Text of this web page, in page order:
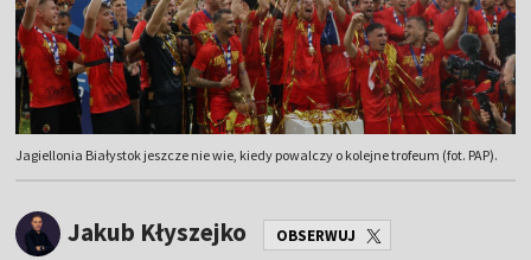
Jagiellonia Białystok jeszcze nie wie, kiedy powalczy o kolejne trofeum (fot. PAP).
Jakub Kłyszejko OBSERWUJ